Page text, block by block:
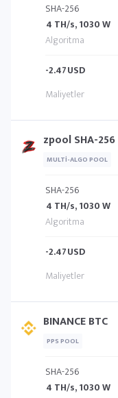
SHA-256
4 TH/s, 1030 W
-2.47USD
zpool SHA-256
MULTI-ALGO POOL
SHA-256
4 TH/s, 1030 W
-2.47USD
BINANCE BTC
PPS POOL
SHA-256
4 TH/s, 1030 W